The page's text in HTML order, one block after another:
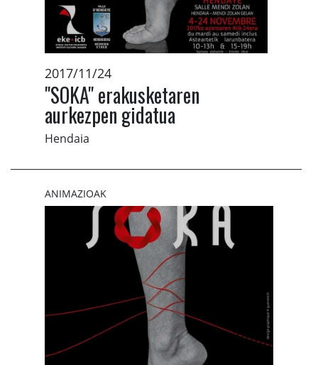
2017/11/24
"SOKA" erakusketaren
aurkezpen gidatua
Hendaia
ANIMAZIOAK